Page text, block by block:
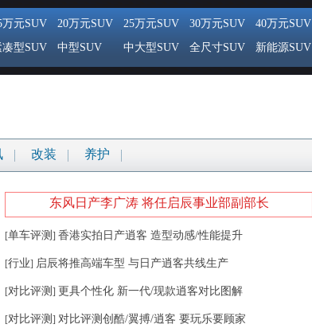
万元SUV 20万元SUV 25万元SUV 30万元SUV
40万元SUV
凑型SUV 中型SUV 中大型SUV 全尺寸SUV 新能源SUV
改装 养护
东风日产李广涛 将任启辰事业部副部长
[单车评测 ] 香港实拍日产逍客 造型动感/性能提升
[行业] 启辰将推高端车型 与日产逍客共线生产
[对比评测 ] 更具个性化 新一代/现款逍客对比图解
[对比评测 ] 对比评测创酷/翼搏/逍客 要玩乐要顾家